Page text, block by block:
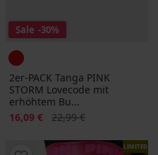
Sale -30%
2er-PACK Tanga PINK
STORM Lovecode mit
erhöhtem Bu...
Rabatt
16,09 € Alter Preis
22,99 €
LIMITED